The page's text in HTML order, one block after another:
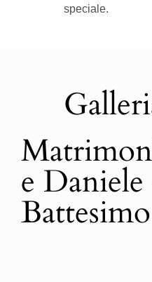
speciale.
e Daniele